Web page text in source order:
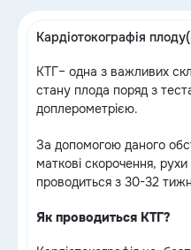
Кардіотокографія
КТГ– одна з важливих
стану плода поряд з
доплерометрією.
За допомогою даного
маткові скорочення,
проводиться з 30-32
Як проводиться КТГ?